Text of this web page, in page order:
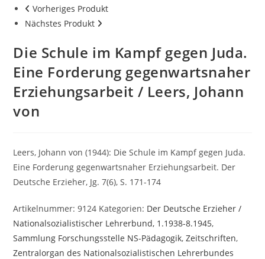
Vorheriges Produkt
Nächstes Produkt
Die Schule im Kampf gegen Juda.
Eine Forderung gegenwartsnaher
Erziehungsarbeit / Leers, Johann
von
Leers, Johann von (1944): Die Schule im Kampf gegen Juda.
Eine Forderung gegenwartsnaher Erziehungsarbeit. Der
Deutsche Erzieher, Jg. 7(6), S. 171-174
Artikelnummer:9124 Kategorien: Der Deutsche Erzieher /
Nationalsozialistischer Lehrerbund, 1.1938-8.1945,
Sammlung Forschungsstelle NS-Pädagogik,Zeitschriften,
Zentralorgan des Nationalsozialistischen Lehrerbundes